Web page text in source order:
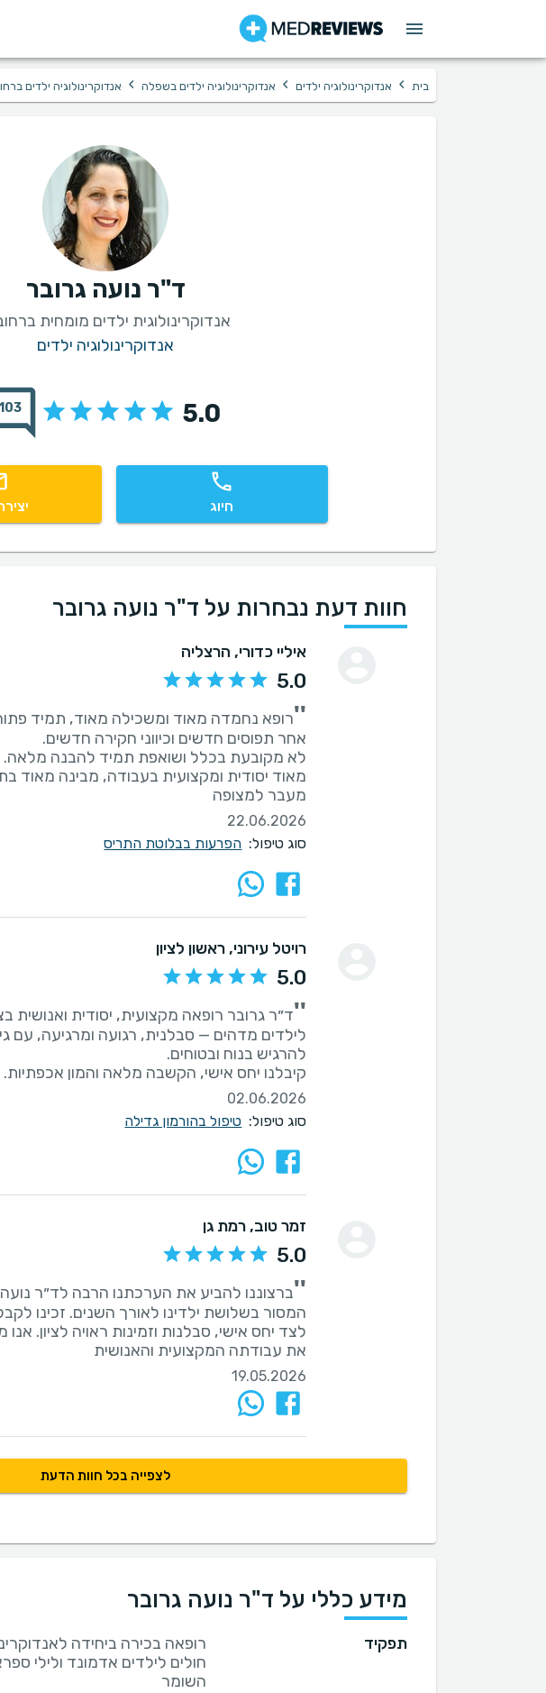
בית › אנדוקרינולוגיה ילדים › אנדוקרינולוגיה ילדים בשפלה › אנדוקרינולוגיה ילדים
ד"ר נועה גרובר
אנדוקרינולוגית ילדים מומחית
אנדוקרינולוגיה ילדים
5.0
חיוג
חוות דעת נבחרות על ד"ר נועה גרובר
איליי כדורי, הרצליה
5.0
''רופא נחמדה מאוד ומשכילה מאוד, תמיד
מאוד יסודית ומקצועית בעבודה, מבינה מאוד
מעבר למצופה
22.06.2026
סוג טיפול: הפרעות בבלוטת התריס
רויטל עירוני, ראשון לציון
5.0
''ד״ר גרובר רופאה מקצועית, יסודית ואנושית
לילדים מדהים — סבלנית, רגועה ומרגיעה, עם
קיבלנו יחס אישי, הקשבה מלאה והמון אכפתיות.
02.06.2026
סוג טיפול: טיפול בהורמון גדילה
זמר טוב, רמת גן
5.0
''ברצוננו להביע את הערכתנו הרבה לד״ר נועה
המסור בשלושת ילדינו לאורך השנים. זכינו
לצד יחס אישי, סבלנות וזמינות ראויה לציון.
את עבודתה המקצועית והאנושית
19.05.2026
לצפייה בכל חוות הדעת
מידע כללי על ד"ר נועה גרובר
תפקיד
רופאה בכירה ביחידה
חולים לילדים אדמונד ולילי
השומר